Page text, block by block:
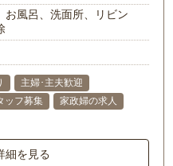
お風呂、洗面所、リビン
主婦･主夫歓迎
ッフ募集
家政婦の求人
細を見る